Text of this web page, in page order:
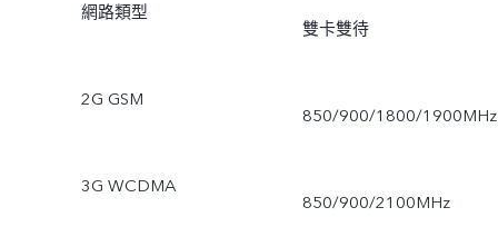
網路類型
雙卡雙待
2G GSM
850/900/1800/1900MHz
3G WCDMA
850/900/2100MHz